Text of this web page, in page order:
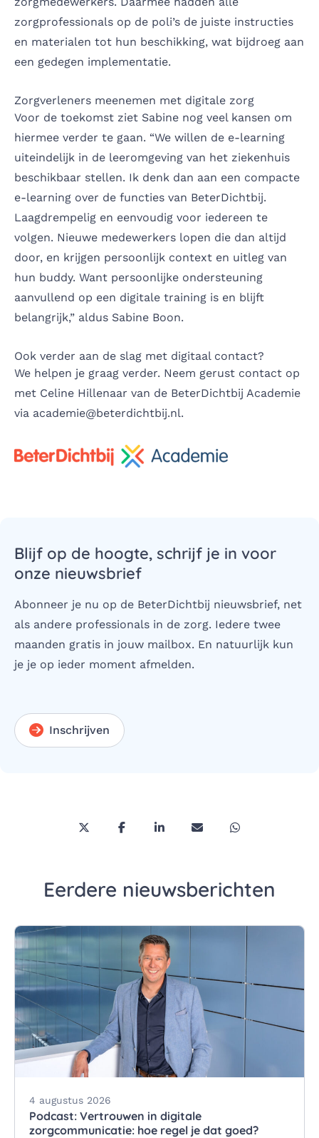
zorgprofessionals op de poli’s de juiste instructies
en materialen tot hun beschikking, wat bijdroeg aan
een gedegen implementatie.
Zorgverleners meenemen met digitale zorg
Voor de toekomst ziet Sabine nog veel kansen om
hiermee verder te gaan. “We willen de e-learning
uiteindelijk in de leeromgeving van het ziekenhuis
beschikbaar stellen. Ik denk dan aan een compacte
e-learning over de functies van BeterDichtbij.
Laagdrempelig en eenvoudig voor iedereen te
volgen. Nieuwe medewerkers lopen die dan altijd
door, en krijgen persoonlijk context en uitleg van
hun buddy. Want persoonlijke ondersteuning
aanvullend op een digitale training is en blijft
belangrijk,” aldus Sabine Boon.
Ook verder aan de slag met digitaal contact?
We helpen je graag verder. Neem gerust contact op
met Celine Hillenaar van de BeterDichtbij Academie
via academie@beterdichtbij.nl.
Blijf op de hoogte, schrijf je in voor
onze nieuwsbrief
Abonneer je nu op de BeterDichtbij nieuwsbrief, net
als andere professionals in de zorg. Iedere twee
maanden gratis in jouw mailbox. En natuurlijk kun
je je op ieder moment afmelden.
Inschrijven
Deel deze pagina via Twitter/X
Deel deze pagina op Facebook
Deel deze pagina op
Deel deze pagina via
Deel deze
Eerdere nieuwsberichten
4 augustus 2026
Podcast: Vertrouwen in digitale
zorgcommunicatie: hoe regel je dat goed?